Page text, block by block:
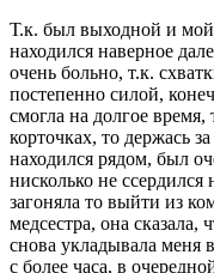
Т.к. был выходной и мой
находился наверное
очень больно, т.к.
постепенно силой,
смогла на долгое время,
корточках, то держась
находился рядом, был
нисколько не ссердился
загоняла то выйти из
медсестра, она сказала,
снова укладывала меня
с более часа, в